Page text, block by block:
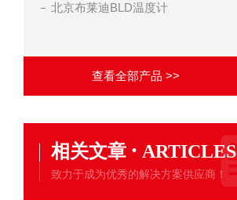
北京布莱迪BLD温度计
查看全部产品 >>
相关文章 · ARTICLES
致力于成为优秀的解决方案供应商！